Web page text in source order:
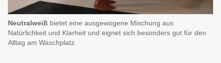
Neutralweiß bietet eine ausgewogene Mischung aus
Natürlichkeit und Klarheit und eignet sich besonders gut für den
Alltag am Waschplatz.